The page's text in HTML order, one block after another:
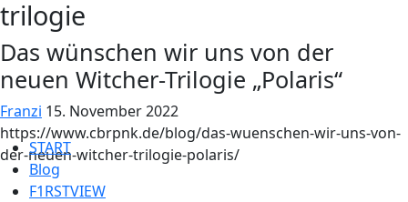
START
Blog
F1RSTVIEW
trilogie
Das wünschen wir uns von der
neuen Witcher-Trilogie „Polaris“
Franzi 15. November 2022
https://www.cbrpnk.de/blog/das-wuenschen-wir-uns-von-
der-neuen-witcher-trilogie-polaris/